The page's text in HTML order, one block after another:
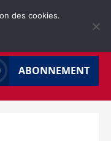
ABONNEMENT
des cookies.